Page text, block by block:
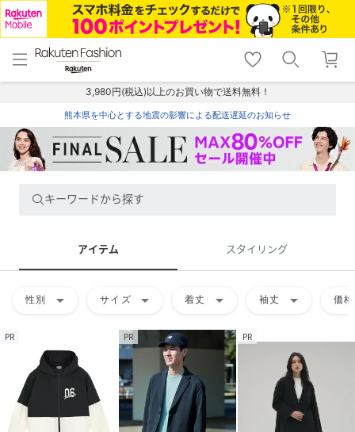
menu home
トップ
shopping_cart lock_outline
ログイン
3,980円(税込)以上のお買い物で送料無料！
熊本県を中心とする地震の影響による配送遅延のお知らせ
キーワードから探す
アイテム スタイリング
性別 arrow_drop_down サイズ arrow_drop_down 着丈 arrow_drop_down 袖丈 arrow_drop_down 価格
PR PR PR